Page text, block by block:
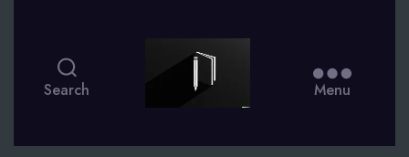
Search Menu